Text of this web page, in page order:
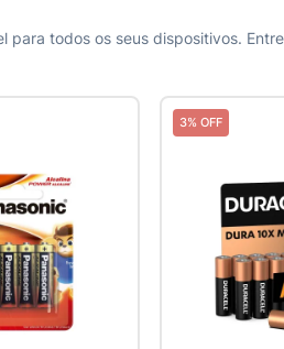
para todos os seus dispositivos.
3% OFF